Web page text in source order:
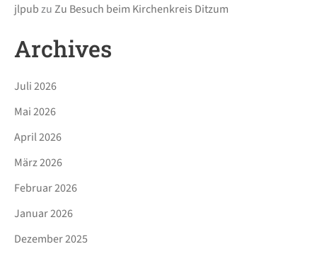
jlpubzuZu Besuch beim Kirchenkreis Ditzum
Archives
Juli 2026
Mai 2026
April 2026
März 2026
Februar 2026
Januar 2026
Dezember 2025